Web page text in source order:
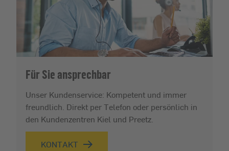
Für Sie ansprechbar
Unser Kundenservice: Kompetent und immer
freundlich. Direkt per Telefon oder persönlich in
den Kundenzentren Kiel und Preetz.
KONTAKT